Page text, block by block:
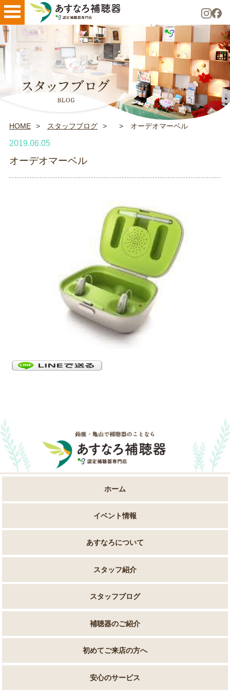
HOME スタッフブログ オーデオマーベル
2019.06.05
オーデオマーベル
ホーム
イベント情報
あすなろについて
スタッフ紹介
スタッフブログ
補聴器のご紹介
初めてご来店の方へ
安心のサービス